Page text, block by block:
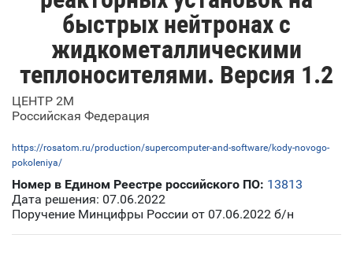
быстрых нейтронах с
жидкометаллическими
теплоносителями. Версия 1.2
ЦЕНТР 2М
Российская Федерация
https://rosatom.ru/production/supercomputer-and-software/kody-novogo-
pokoleniya/
Номер в Едином Реестре российского ПО: 13813
Дата решения: 07.06.2022
Поручение Минцифры России от 07.06.2022 б/н